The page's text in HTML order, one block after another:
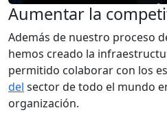
Aumentar la
Además de nuestro proceso
hemos creado la
permitido colaborar con los
del sector de todo el mundo
organización.